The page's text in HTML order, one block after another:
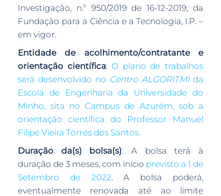
Investigação, n.º 950/2019 de 16-12-2019, da
Fundação para a Ciência e a Tecnologia, I.P. –
em vigor.
Entidade de acolhimento/contratante e
orientação científica: O plano de trabalhos
será desenvolvido no Centro ALGORITMIda
Escola de Engenharia da Universidade do
Minho, sita no Campus de Azurém, sob a
orientação científica do Professor Manuel
Filipe Vieira Torres dos Santos.
Duração da(s) bolsa(s): A bolsa terá à
duração de 3 meses, com início previsto a 1 de
Setembro de 2022. A bolsa poderá,
eventualmente renovada até ao limite